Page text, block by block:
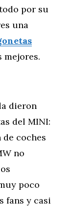
por su
una
mejores.
dieron
del MINI:
coches
no
poco
fans y casi